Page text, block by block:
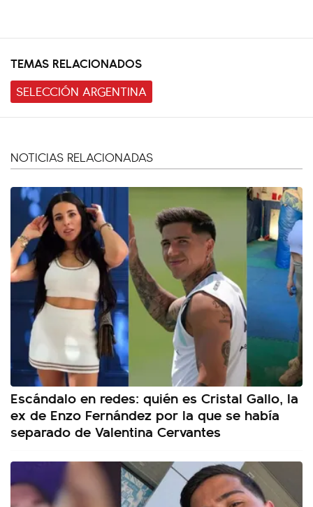
TEMAS RELACIONADOS
SELECCIÓN ARGENTINA
NOTICIAS RELACIONADAS
Escándalo en redes: quién es Cristal Gallo, la
ex de Enzo Fernández por la que se había
separado de Valentina Cervantes